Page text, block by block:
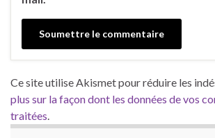
Ce site utilise Akismet pour réduire les
plus sur la façon dont les données de vos
traitées.